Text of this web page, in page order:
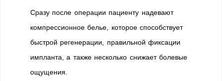
Сразу после операции пациенту надевают
компрессионное белье, которое способствует
быстрой регенерации, правильной фиксации
импланта, а также несколько снижает болевые
ощущения.